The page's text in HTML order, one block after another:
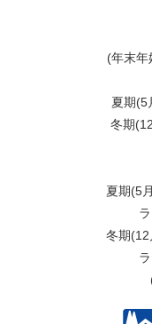
(年末年
夏期
冬期
夏期(5
冬期